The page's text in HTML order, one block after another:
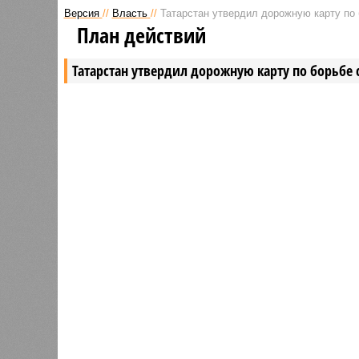
Версия // Власть // Татарстан утвердил дорожную карту
Татарстан утвердил дорожную карту по борьбе
План действий